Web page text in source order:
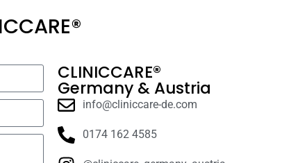
CLINICCARE®
Germany & Austria
info@cliniccare-de.com
0174 162 4585